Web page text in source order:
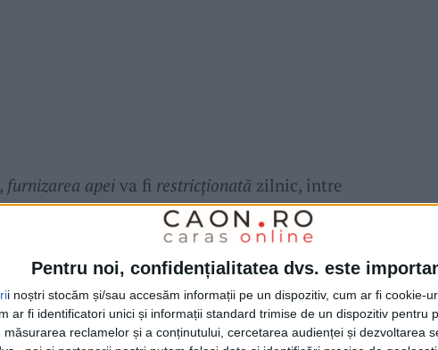
Pentru noi, confidențialitatea dvs. este
i noștri stocăm și/sau accesăm informații pe un dispozitiv, cum ar fi cookie-
ar fi identificatori unici și informații standard trimise de un dispozitiv pentru
măsurarea reclamelor și a conținutului, cercetarea audienței și dezvoltarea
furnizarea apeiva fi restricționată zilnic, între
precizează că această
are rolul de a proteja resursa de apă pe termen
echitabil pentru întreaga comunitate, până la
acceptabil.